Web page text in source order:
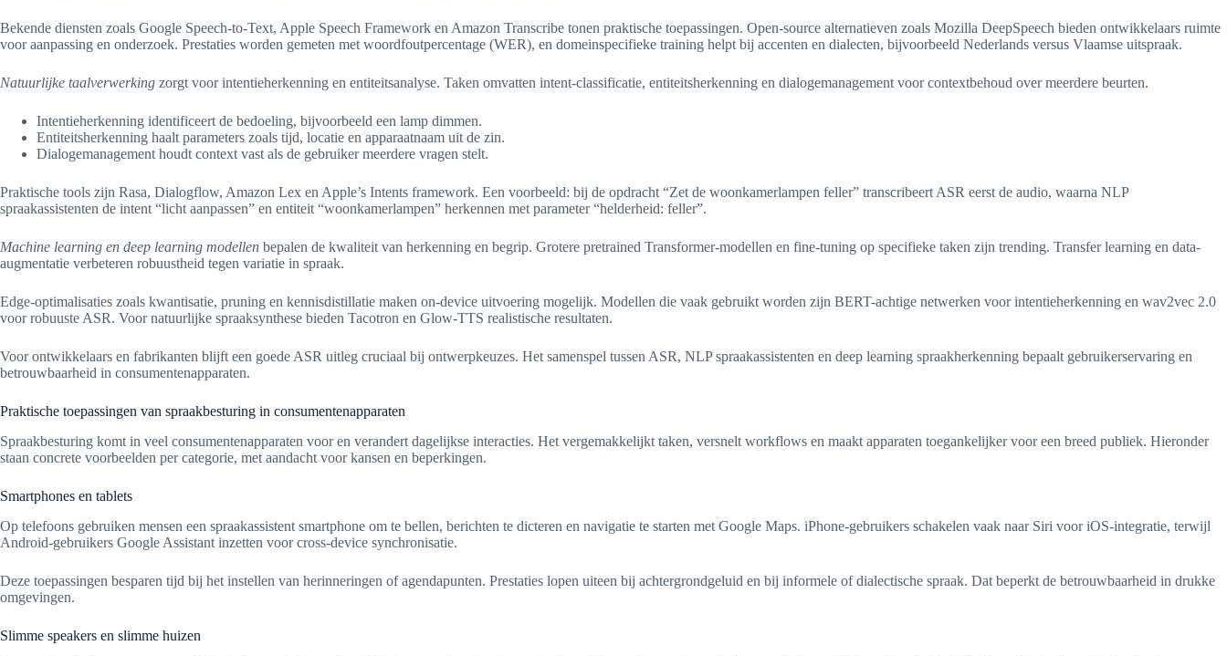
Bekende diensten zoals Google Speech-to-Text, Apple Speech Framework en Amazon Transcribe tonen praktische toepassingen. Open-source alternatieven zoals Mozilla DeepSpeech bieden ontwikkelaars ruimte
voor aanpassing en onderzoek. Prestaties worden gemeten met woordfoutpercentage (WER), en domeinspecifieke training helpt bij accenten en dialecten, bijvoorbeeld Nederlands versus Vlaamse uitspraak.
Natuurlijke taalverwerking zorgt voor intentieherkenning en entiteitsanalyse. Taken omvatten intent-classificatie, entiteitsherkenning en dialogemanagement voor contextbehoud over meerdere beurten.
Intentieherkenning identificeert de bedoeling, bijvoorbeeld een lamp dimmen.
Entiteitsherkenning haalt parameters zoals tijd, locatie en apparaatnaam uit de zin.
Dialogemanagement houdt context vast als de gebruiker meerdere vragen stelt.
Praktische tools zijn Rasa, Dialogflow, Amazon Lex en Apple’s Intents framework. Een voorbeeld: bij de opdracht “Zet de woonkamerlampen feller” transcribeert ASR eerst de audio, waarna NLP
spraakassistenten de intent “licht aanpassen” en entiteit “woonkamerlampen” herkennen met parameter “helderheid: feller”.
Machine learning en deep learning modellen bepalen de kwaliteit van herkenning en begrip. Grotere pretrained Transformer-modellen en fine-tuning op specifieke taken zijn trending. Transfer learning en data-
augmentatie verbeteren robuustheid tegen variatie in spraak.
Edge-optimalisaties zoals kwantisatie, pruning en kennisdistillatie maken on-device uitvoering mogelijk. Modellen die vaak gebruikt worden zijn BERT-achtige netwerken voor intentieherkenning en wav2vec 2.0
voor robuuste ASR. Voor natuurlijke spraaksynthese bieden Tacotron en Glow-TTS realistische resultaten.
Voor ontwikkelaars en fabrikanten blijft een goede ASR uitleg cruciaal bij ontwerpkeuzes. Het samenspel tussen ASR, NLP spraakassistenten en deep learning spraakherkenning bepaalt gebruikerservaring en
betrouwbaarheid in consumentenapparaten.
Praktische toepassingen van spraakbesturing in consumentenapparaten
Spraakbesturing komt in veel consumentenapparaten voor en verandert dagelijkse interacties. Het vergemakkelijkt taken, versnelt workflows en maakt apparaten toegankelijker voor een breed publiek. Hieronder
staan concrete voorbeelden per categorie, met aandacht voor kansen en beperkingen.
Smartphones en tablets
Op telefoons gebruiken mensen een spraakassistent smartphone om te bellen, berichten te dicteren en navigatie te starten met Google Maps. iPhone-gebruikers schakelen vaak naar Siri voor iOS-integratie, terwijl
Android-gebruikers Google Assistant inzetten voor cross-device synchronisatie.
Deze toepassingen besparen tijd bij het instellen van herinneringen of agendapunten. Prestaties lopen uiteen bij achtergrondgeluid en bij informele of dialectische spraak. Dat beperkt de betrouwbaarheid in drukke
omgevingen.
Slimme speakers en slimme huizen